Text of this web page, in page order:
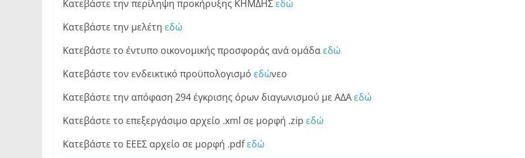
Κατεβάστε την περίληψη προκήρυξης ΚΗΜΔΗΣεδώ
Κατεβάστε την μελέτη εδώ
Κατεβάστε το έντυπο οικονομικής προσφοράς ανά ομάδαεδώ
Κατεβάστε τον ενδεικτικό προϋπολογισμό εδώνεο
Κατεβάστε την απόφαση 294 έγκρισης όρων διαγωνισμού με ΑΔΑεδώ
Κατεβάστε το επεξεργάσιμο αρχείο .xml σε μορφή .zip εδώ
Κατεβάστε το ΕΕΕΣ αρχείο σε μορφή .pdfεδώ